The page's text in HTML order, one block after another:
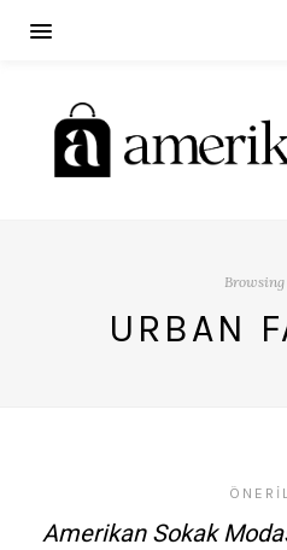
Browsing
URBAN
Amerikan Sokak